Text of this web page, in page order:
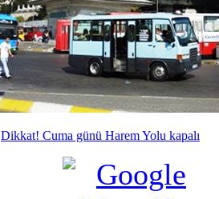
Dikkat! Cuma günü Harem Yolu kapalı